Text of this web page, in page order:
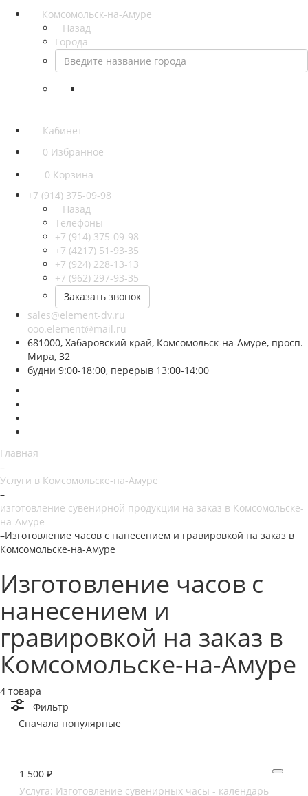
Комсомольск-на-Амуре
Назад
Города
Кабинет
0 Избранное
0 Корзина
+7 (914) 375-09-98
Назад
Телефоны
+7 (914) 375-09-98
+7 (4217) 51-93-35
+7 (924) 228-13-13
+7 (962) 297-93-35
Заказать звонок
sales@element-dv.ru
ooo.element@mail.ru
681000, Хабаровский край, Комсомольск-на-Амуре, просп.
Мира, 32
будни 9:00-18:00, перерыв 13:00-14:00
Главная
–
Услуги в Комсомольске-на-Амуре
–
изготовление сувенирной продукции на заказ в Комсомольске-
на-Амуре
–Изготовление часов с нанесением и гравировкой на заказ в
Комсомольске-на-Амуре
Изготовление часов с
нанесением и
гравировкой на заказ в
Комсомольске-на-Амуре
4 товара
Фильтр
Сначала популярные
1 500 ₽
Услуга: Изготовление сувенирных часы - календарь